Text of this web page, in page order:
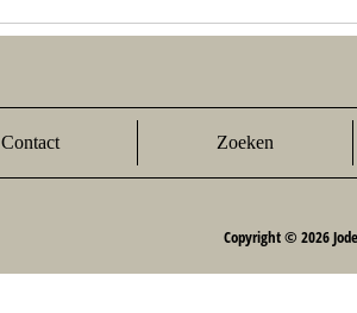
Contact Zoeken
Copyright © 2026